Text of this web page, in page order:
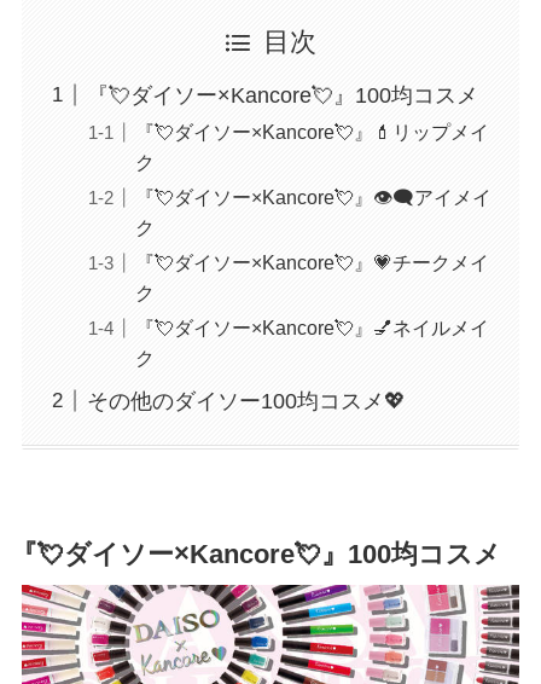
目次
『💘ダイソー×Kancore💘』100均コスメ
『💘ダイソー×Kancore💘』💄リップメイ
ク
『💘ダイソー×Kancore💘』👁‍🗨アイメイ
ク
『💘ダイソー×Kancore💘』💗チークメイ
ク
『💘ダイソー×Kancore💘』💅ネイルメイ
ク
その他のダイソー100均コスメ💖
『💘ダイソー×Kancore💘』100均コスメ